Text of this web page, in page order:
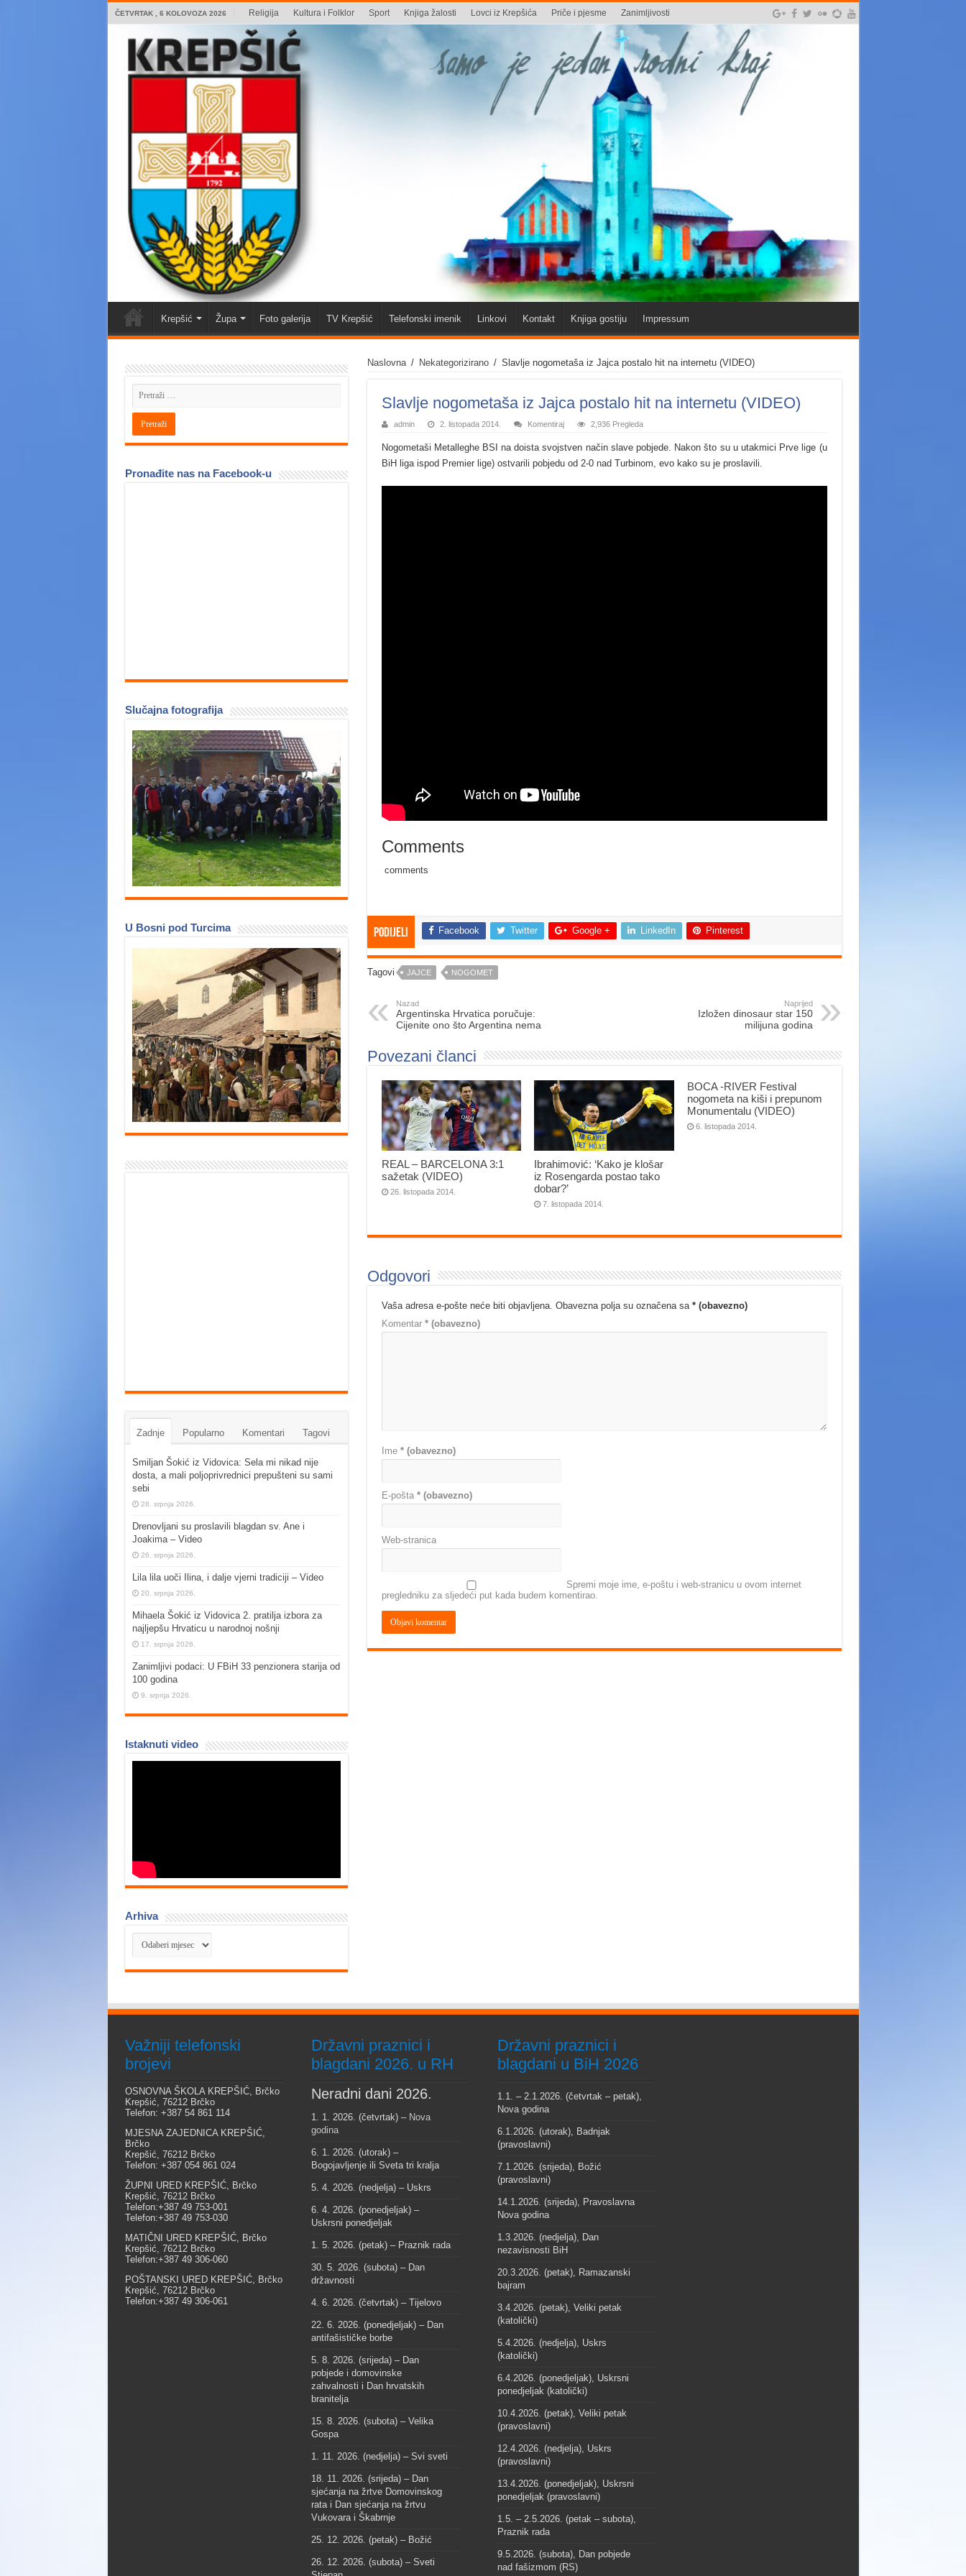
ČETVRTAK , 6 KOLOVOZA 2026 Religija Kultura i Folklor Sport Knjiga žalosti Lovci iz Krepšića Priče i pjesme Zanimljivosti
Krepšić Župa Foto galerija TV Krepšić Telefonski imenik Linkovi Kontakt Knjiga gostiju Impressum
Naslovna / Nekategorizirano / Slavlje nogometaša iz Jajca postalo hit na internetu (VIDEO)
Slavlje nogometaša iz Jajca postalo hit na internetu (VIDEO)
admin 2. listopada 2014. Komentiraj 2,936 Pregleda
Nogometaši Metalleghe BSI na doista svojstven način slave pobjede. Nakon što su u utakmici Prve lige (u
BiH liga ispod Premier lige) ostvarili pobjedu od 2-0 nad Turbinom, evo kako su je proslavili.
Comments
comments
Podijeli Facebook Twitter Google + LinkedIn Pinterest
Tagovi JAJCE NOGOMET
Nazad
Argentinska Hrvatica poručuje:
Cijenite ono što Argentina nema
Naprijed
Izložen dinosaur star 150
milijuna godina
Povezani članci
REAL – BARCELONA 3:1
sažetak (VIDEO)
26. listopada 2014.
Ibrahimović: ‘Kako je klošar
iz Rosengarda postao tako
dobar?’
7. listopada 2014.
BOCA -RIVER Festival
nogometa na kiši i prepunom
Monumentalu (VIDEO)
6. listopada 2014.
Odgovori
Vaša adresa e-pošte neće biti objavljena. Obavezna polja su označena sa * (obavezno)
Komentar * (obavezno)
Ime * (obavezno)
E-pošta * (obavezno)
Web-stranica
Spremi moje ime, e-poštu i web-stranicu u ovom internet
pregledniku za sljedeći put kada budem komentirao.
Pronađite nas na Facebook-u
Slučajna fotografija
U Bosni pod Turcima
Zadnje Popularno Komentari Tagovi
Smiljan Šokić iz Vidovica: Sela mi nikad nije
dosta, a mali poljoprivrednici prepušteni su sami
sebi
28. srpnja 2026.
Drenovljani su proslavili blagdan sv. Ane i
Joakima – Video
26. srpnja 2026.
Lila lila uoči Ilina, i dalje vjerni tradiciji – Video
20. srpnja 2026.
Mihaela Šokić iz Vidovica 2. pratilja izbora za
najljepšu Hrvaticu u narodnoj nošnji
17. srpnja 2026.
Zanimljivi podaci: U FBiH 33 penzionera starija od
100 godina
9. srpnja 2026.
Istaknuti video
Arhiva
Arhiva
Važniji telefonski
brojevi
OSNOVNA ŠKOLA KREPŠIĆ, Brčko
Krepšić, 76212 Brčko
Telefon: +387 54 861 114
MJESNA ZAJEDNICA KREPŠIĆ,
Brčko
Krepšić, 76212 Brčko
Telefon: +387 054 861 024
ŽUPNI URED KREPŠIĆ, Brčko
Krepšić, 76212 Brčko
Telefon:+387 49 753-001
Telefon:+387 49 753-030
MATIČNI URED KREPŠIĆ, Brčko
Krepšić, 76212 Brčko
Telefon:+387 49 306-060
POŠTANSKI URED KREPŠIĆ, Brčko
Krepšić, 76212 Brčko
Telefon:+387 49 306-061
Državni praznici i
blagdani 2026. u RH
Neradni dani 2026.
1. 1. 2026. (četvrtak) – Nova
godina
6. 1. 2026. (utorak) –
Bogojavljenje ili Sveta tri kralja
5. 4. 2026. (nedjelja) – Uskrs
6. 4. 2026. (ponedjeljak) –
Uskrsni ponedjeljak
1. 5. 2026. (petak) – Praznik rada
30. 5. 2026. (subota) – Dan
državnosti
4. 6. 2026. (četvrtak) – Tijelovo
22. 6. 2026. (ponedjeljak) – Dan
antifašističke borbe
5. 8. 2026. (srijeda) – Dan
pobjede i domovinske
zahvalnosti i Dan hrvatskih
branitelja
15. 8. 2026. (subota) – Velika
Gospa
1. 11. 2026. (nedjelja) – Svi sveti
18. 11. 2026. (srijeda) – Dan
sjećanja na žrtve Domovinskog
rata i Dan sjećanja na žrtvu
Vukovara i Škabrnje
25. 12. 2026. (petak) – Božić
26. 12. 2026. (subota) – Sveti
Državni praznici i
blagdani u BiH 2026
1.1. – 2.1.2026. (četvrtak – petak),
Nova godina
6.1.2026. (utorak), Badnjak
(pravoslavni)
7.1.2026. (srijeda), Božić
(pravoslavni)
14.1.2026. (srijeda), Pravoslavna
Nova godina
1.3.2026. (nedjelja), Dan
nezavisnosti BiH
20.3.2026. (petak), Ramazanski
bajram
3.4.2026. (petak), Veliki petak
(katolički)
5.4.2026. (nedjelja), Uskrs
(katolički)
6.4.2026. (ponedjeljak), Uskrsni
ponedjeljak (katolički)
10.4.2026. (petak), Veliki petak
(pravoslavni)
12.4.2026. (nedjelja), Uskrs
(pravoslavni)
13.4.2026. (ponedjeljak), Uskrsni
ponedjeljak (pravoslavni)
1.5. – 2.5.2026. (petak – subota),
Praznik rada
9.5.2026. (subota), Dan pobjede
nad fašizmom (RS)